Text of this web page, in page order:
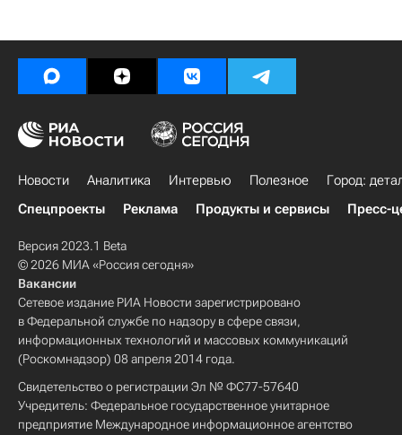
Новости Аналитика Интервью Полезное
Город:
Спецпроекты
Реклама Продукты и сервисы Пресс-
Версия 2023.1 Beta
© 2026 МИА «Россия сегодня»
Вакансии
Сетевое издание РИА Новости зарегистрировано
в Федеральной службе по надзору в сфере связи,
информационных технологий и массовых коммуникаций
(Роскомнадзор) 08 апреля 2014 года.
Свидетельство о регистрации Эл № ФС77-57640
Учредитель: Федеральное государственное унитарное
предприятие Международное информационное агентство